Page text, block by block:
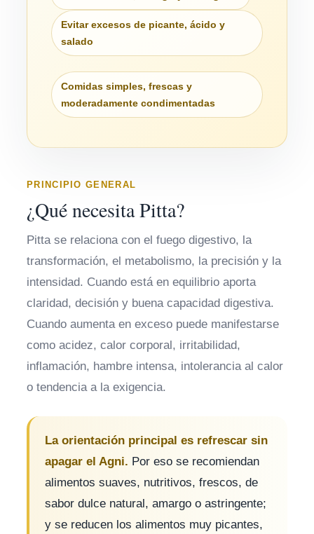
Evitar excesos de picante, ácido y
salado
Comidas simples, frescas y
moderadamente condimentadas
PRINCIPIO GENERAL
¿Qué necesita Pitta?
Pitta se relaciona con el fuego digestivo, la
transformación, el metabolismo, la precisión y la
intensidad. Cuando está en equilibrio aporta
claridad, decisión y buena capacidad digestiva.
Cuando aumenta en exceso puede manifestarse
como acidez, calor corporal, irritabilidad,
inflamación, hambre intensa, intolerancia al calor
o tendencia a la exigencia.
La orientación principal es refrescar sin
apagar el Agni. Por eso se recomiendan
alimentos suaves, nutritivos, frescos, de
sabor dulce natural, amargo o astringente;
y se reducen los alimentos muy picantes,